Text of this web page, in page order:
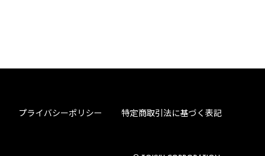
プライバシーポリシー 特定商取引法に基づく表記